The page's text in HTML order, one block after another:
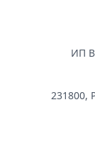
ИП
231800,